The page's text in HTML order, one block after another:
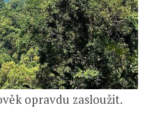
opravdu zasloužit.